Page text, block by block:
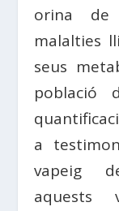
orina de
malalties
seus
població
a
vapeig
aquests